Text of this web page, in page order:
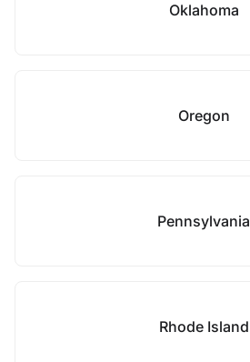
Oklahoma
Oregon
Pennsylvania
Rhode Island